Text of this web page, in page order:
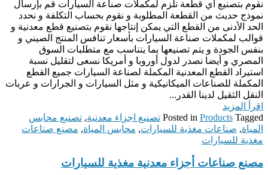
نقوم بتصنيع أي قطعة تلزم لمكملات صناعة السيارات قم بإرسال
نموذج حديث من القطعة المطلوبة و نقوم بحساب التكلفة و نحدد
الحد الأدنى من القطع التي يمكن إنتاجها نقوم بتصنيع قطع معدنية و
قوالب لمكملات صناعة السيارات بأسعار تنافس المنتج الصيني و
بنفس الجودة و يتم تصنيعها بما يتناسب مع متطلبات السوق
المصري و أيضا نصدر لدول أوروبا و أمريكا نسعى لتقليل نسبة
استيراد القطع المعدنية المكملة لصناعة السيارات جميع القطع
المكملة للصناعات الميكانيكية و مثل السيارات و الجرارات و عربات
النقل الثقيل لدينا القدر...
اقرأ المزيد
Posted in Products Tagged تصنيع اجزاء معدنية, تصنيع محابس
المياة, صناعات مغذية للسيارات, محابس المياة, مصنع صناعات
مغذية للسيارات
مصنع صناعات أجزاء معدنية مغذية للسيارات